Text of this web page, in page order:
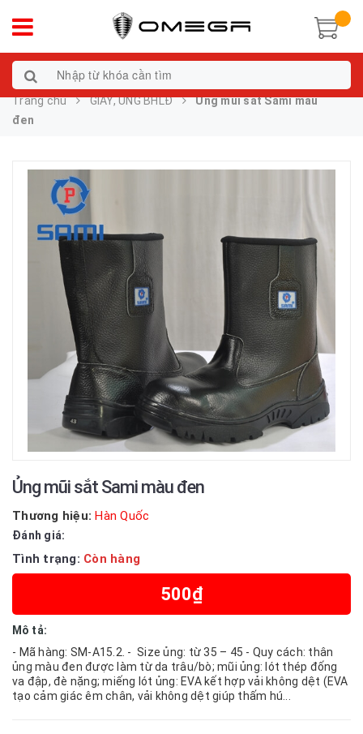
Trang chủ GIÀY, ỦNG BHLĐ
Ủng mũi sắt Sami màu
đen
Ủng mũi sắt Sami màu đen
Thương hiệu: Hàn Quốc
Đánh giá:
Tình trạng: Còn hàng
500₫
Mô tả:
- Mã hàng: SM-A15.2. - Size ủng: từ 35 – 45 - Quy cách: thân
ủng màu đen được làm từ da trâu/bò; mũi ủng: lót thép đống
va đập, đè nặng; miếng lót ủng: EVA kết hợp vải không dệt (EVA
tạo cảm giác êm chân, vải không dệt giúp thấm hú...